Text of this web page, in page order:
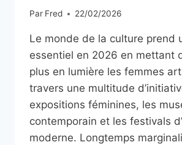
Par Fred 22/02/2026
Le monde de la culture prend
essentiel en 2026 en mettant
plus en lumière les femmes
travers une multitude
expositions féminines, les
contemporain et les festivals
moderne. Longtemps